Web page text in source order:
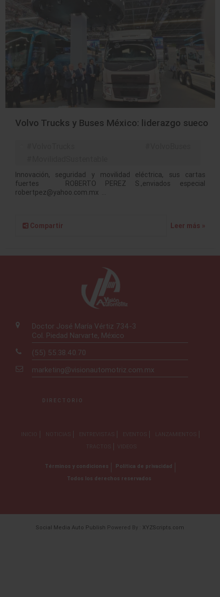
Volvo Trucks y Buses México: liderazgo sueco
Innovación, seguridad y movilidad eléctrica, sus cartas
fuertes ROBERTO PEREZ S.,enviados especial
robertpez@yahoo.com.mx …
Compartir Leer más »
Doctor José María Vértiz 734-3
Col. Piedad Narvarte, México
(55) 55.38.40.70
marketing@visionautomotriz.com.mx
DIRECTORIO
INICIO NOTICIAS ENTREVISTAS EVENTOS
LANZAMIENTOS
TRACTOS
VIDEOS
Términos y condiciones
Política de privacidad
Todos los derechos reservados
Social Media Auto Publish Powered By : XYZScripts.com